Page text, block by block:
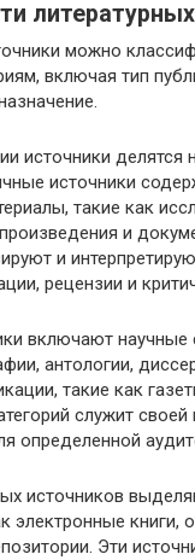
можно
включая тип
источники делятся
источники
такие как
и
и
рецензии и
включают научные
антологии,
такие как
служит своей
определенной
источников
электронные книги,
Эти